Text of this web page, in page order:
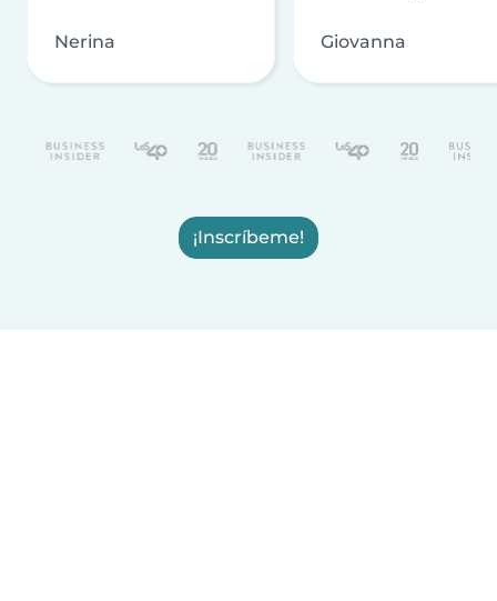
Nerina Giovanna
¡Inscríbeme!